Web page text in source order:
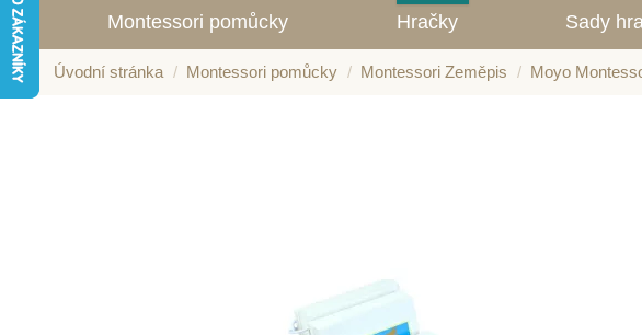
Montessori pomůcky Hračky Sady
Úvodní stránka Montessori pomůcky Montessori Zeměpis Moyo